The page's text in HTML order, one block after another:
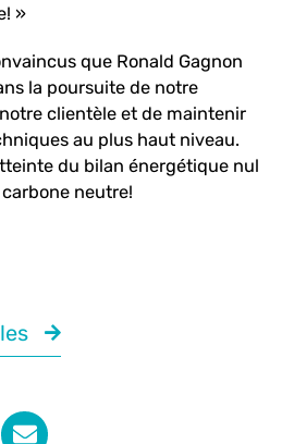
»
que Ronald Gagnon
la poursuite de notre
clientèle et de maintenir
au plus haut niveau.
du bilan énergétique nul
neutre!